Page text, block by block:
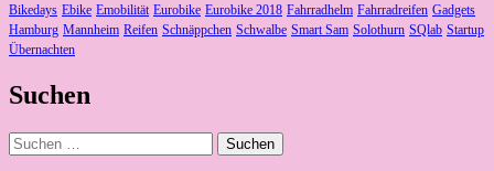
Bikedays Ebike Emobilität Eurobike Eurobike 2018 Fahrradhelm Fahrradreifen Gadgets
Hamburg Mannheim Reifen Schnäppchen Schwalbe Smart Sam Solothurn SQlab Startup
Übernachten
Suchen
Suchen
nach: